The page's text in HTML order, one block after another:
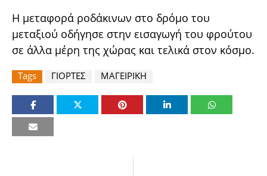
Η μεταφορά ροδάκινων στο δρόμο του
μεταξιού οδήγησε στην εισαγωγή του φρούτου
σε άλλα μέρη της χώρας και τελικά στον κόσμο.
Tags ΓΙΟΡΤΕΣ ΜΑΓΕΙΡΙΚΗ